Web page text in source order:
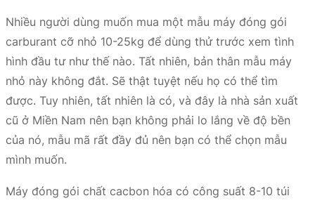
Nhiều người dùng muốn mua một mẫu máy đóng gói
carburant cỡ nhỏ 10-25kg để dùng thử trước xem tình
hình đầu tư như thế nào. Tất nhiên, bản thân mẫu máy
nhỏ này không đắt. Sẽ thật tuyệt nếu họ có thể tìm
được. Tuy nhiên, tất nhiên là có, và đây là nhà sản xuất
cũ ở Miền Nam nên bạn không phải lo lắng về độ bền
của nó, mẫu mã rất đầy đủ nên bạn có thể chọn mẫu
mình muốn.
Máy đóng gói chất cacbon hóa có công suất 8-10 túi